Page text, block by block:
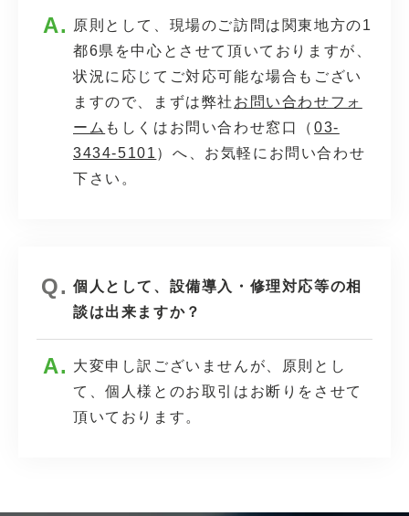
原則として、現場のご訪問は関東地方の1
都6県を中心とさせて頂いておりますが、
状況に応じてご対応可能な場合もござい
ますので、まずは弊社 お問い合わせフォ
ーム もしくはお問い合わせ窓口（03-
3434-5101 ）へ、お気軽にお問い合わせ
下さい。
個人として、設備導入・修理対応等の相
談は出来ますか？
大変申し訳ございませんが、原則とし
て、個人様とのお取引はお断りをさせて
頂いております。